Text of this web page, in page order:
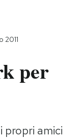
2011
per
propri amici